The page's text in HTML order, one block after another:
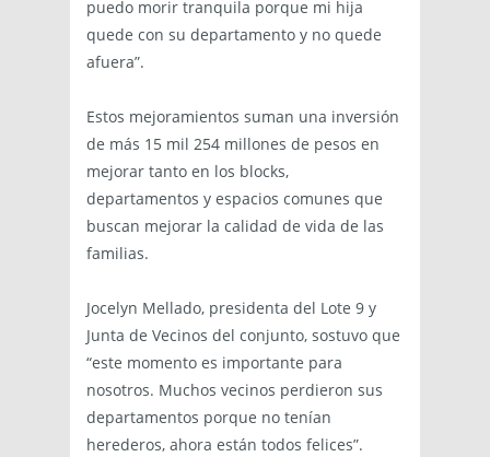
puedo morir tranquila porque mi hija
quede con su departamento y no quede
afuera”.
Estos mejoramientos suman una inversión
de más 15 mil 254 millones de pesos en
mejorar tanto en los blocks,
departamentos y espacios comunes que
buscan mejorar la calidad de vida de las
familias.
Jocelyn Mellado, presidenta del Lote 9 y
Junta de Vecinos del conjunto, sostuvo que
“este momento es importante para
nosotros. Muchos vecinos perdieron sus
departamentos porque no tenían
herederos, ahora están todos felices”.